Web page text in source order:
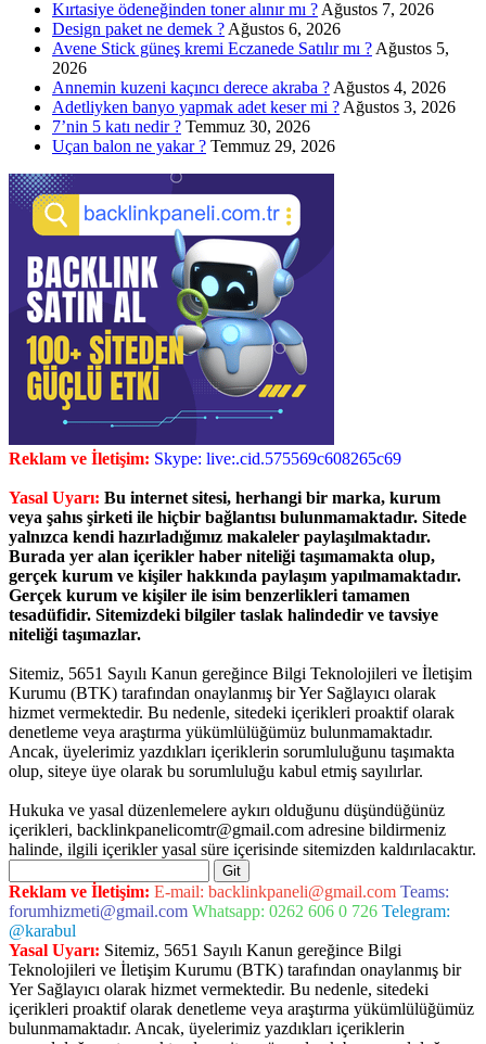
Kırtasiye ödeneğinden toner alınır mı ? Ağustos 7, 2026
Design paket ne demek ? Ağustos 6, 2026
Avene Stick güneş kremi Eczanede Satılır mı ? Ağustos 5,
2026
Annemin kuzeni kaçıncı derece akraba ? Ağustos 4, 2026
Adetliyken banyo yapmak adet keser mi ? Ağustos 3, 2026
7’nin 5 katı nedir ? Temmuz 30, 2026
Uçan balon ne yakar ? Temmuz 29, 2026
Reklam ve İletişim: Skype: live:.cid.575569c608265c69
Yasal Uyarı: Bu internet sitesi, herhangi bir marka, kurum
veya şahıs şirketi ile hiçbir bağlantısı bulunmamaktadır. Sitede
yalnızca kendi hazırladığımız makaleler paylaşılmaktadır.
Burada yer alan içerikler haber niteliği taşımamakta olup,
gerçek kurum ve kişiler hakkında paylaşım yapılmamaktadır.
Gerçek kurum ve kişiler ile isim benzerlikleri tamamen
tesadüfidir. Sitemizdeki bilgiler taslak halindedir ve tavsiye
niteliği taşımazlar.
Sitemiz, 5651 Sayılı Kanun gereğince Bilgi Teknolojileri ve İletişim
Kurumu (BTK) tarafından onaylanmış bir Yer Sağlayıcı olarak
hizmet vermektedir. Bu nedenle, sitedeki içerikleri proaktif olarak
denetleme veya araştırma yükümlülüğümüz bulunmamaktadır.
Ancak, üyelerimiz yazdıkları içeriklerin sorumluluğunu taşımakta
olup, siteye üye olarak bu sorumluluğu kabul etmiş sayılırlar.
Hukuka ve yasal düzenlemelere aykırı olduğunu düşündüğünüz
içerikleri, backlinkpanelicomtr@gmail.com adresine bildirmeniz
halinde, ilgili içerikler yasal süre içerisinde sitemizden kaldırılacaktır.
giriş
Reklam ve İletişim: E-mail: backlinkpaneli@gmail.com Teams:
forumhizmeti@gmail.com Whatsapp: 0262 606 0 726 Telegram:
@karabul
Yasal Uyarı: Sitemiz, 5651 Sayılı Kanun gereğince Bilgi
Teknolojileri ve İletişim Kurumu (BTK) tarafından onaylanmış bir
Yer Sağlayıcı olarak hizmet vermektedir. Bu nedenle, sitedeki
içerikleri proaktif olarak denetleme veya araştırma yükümlülüğümüz
bulunmamaktadır. Ancak, üyelerimiz yazdıkları içeriklerin